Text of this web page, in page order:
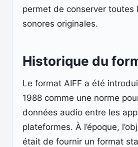
permet de conserver toutes
sonores originales.
Historique du
Le format AIFF a été
1988 comme une norme
données audio entre les
plateformes. À l’époque,
était de fournir un format